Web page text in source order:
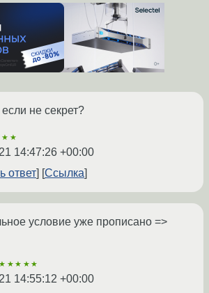
не секрет?
★★
14:47:26 +00:00
ответ
Ссылка
условие уже прописано =>
★★★★★
14:55:12 +00:00